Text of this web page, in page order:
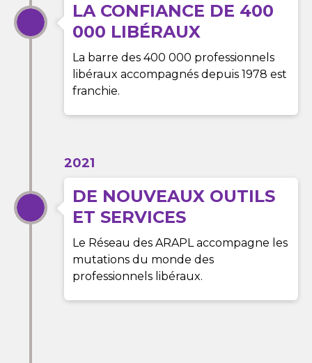
LA CONFIANCE DE 400
000 LIBÉRAUX
La barre des 400 000 professionnels
libéraux accompagnés depuis 1978 est
franchie.
2021
DE NOUVEAUX OUTILS
ET SERVICES
Le Réseau des ARAPL accompagne les
mutations du monde des
professionnels libéraux.